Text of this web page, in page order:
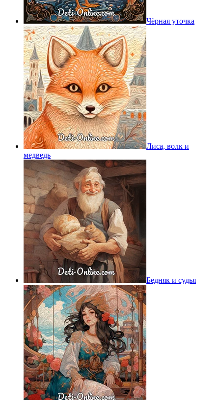
Чёрная уточка
Лиса, волк и
медведь
Бедняк и судья